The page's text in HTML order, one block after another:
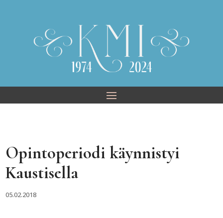
Opintoperiodi käynnistyi
Kaustisella
05.02.2018